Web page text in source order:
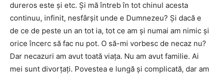
dureros este și etc. Și mă întreb în tot chinul acesta
continuu, infinit, nesfârșit unde e Dumnezeu? Și dacă e
de ce de peste un an tot ia, tot ce am și numai am nimic și
orice încerc să fac nu pot. O să-mi vorbesc de necaz nu?
Dar necazuri am avut toată viața. Nu am avut familie. Ai
mei sunt divorțați. Povestea e lungă și complicată, dar am